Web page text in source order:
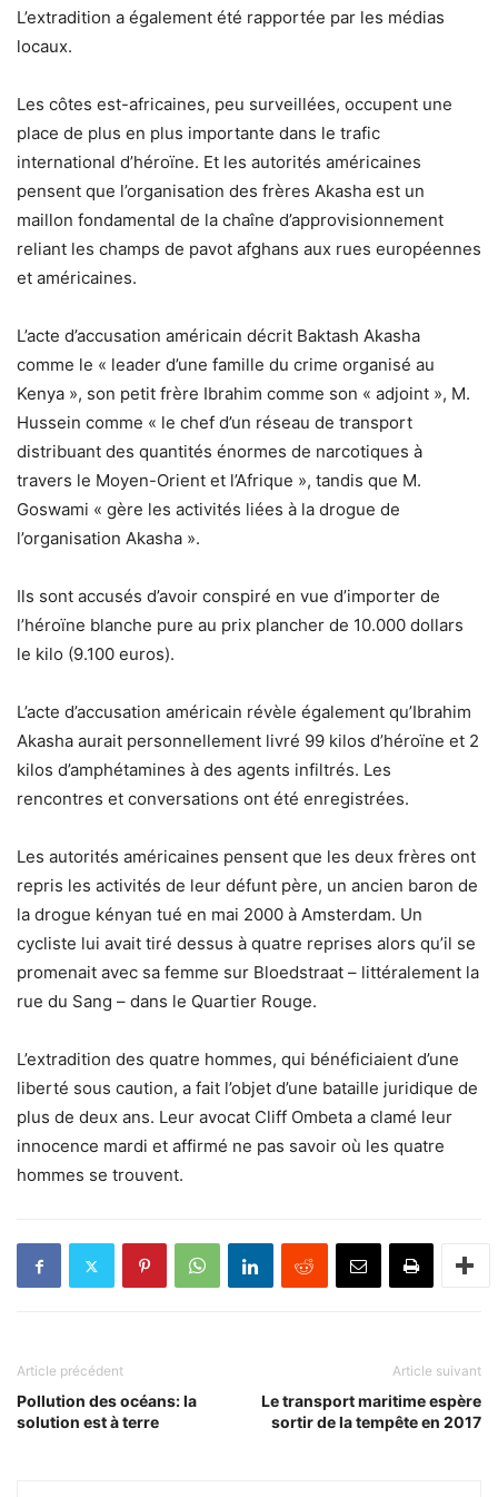
L’extradition a également été rapportée par les médias
locaux.
Les côtes est-africaines, peu surveillées, occupent une
place de plus en plus importante dans le trafic
international d’héroïne. Et les autorités américaines
pensent que l’organisation des frères Akasha est un
maillon fondamental de la chaîne d’approvisionnement
reliant les champs de pavot afghans aux rues européennes
et américaines.
L’acte d’accusation américain décrit Baktash Akasha
comme le « leader d’une famille du crime organisé au
Kenya », son petit frère Ibrahim comme son « adjoint », M.
Hussein comme « le chef d’un réseau de transport
distribuant des quantités énormes de narcotiques à
travers le Moyen-Orient et l’Afrique », tandis que M.
Goswami « gère les activités liées à la drogue de
l’organisation Akasha ».
Ils sont accusés d’avoir conspiré en vue d’importer de
l’héroïne blanche pure au prix plancher de 10.000 dollars
le kilo (9.100 euros).
L’acte d’accusation américain révèle également qu’Ibrahim
Akasha aurait personnellement livré 99 kilos d’héroïne et 2
kilos d’amphétamines à des agents infiltrés. Les
rencontres et conversations ont été enregistrées.
Les autorités américaines pensent que les deux frères ont
repris les activités de leur défunt père, un ancien baron de
la drogue kényan tué en mai 2000 à Amsterdam. Un
cycliste lui avait tiré dessus à quatre reprises alors qu’il se
promenait avec sa femme sur Bloedstraat – littéralement la
rue du Sang – dans le Quartier Rouge.
L’extradition des quatre hommes, qui bénéficiaient d’une
liberté sous caution, a fait l’objet d’une bataille juridique de
plus de deux ans. Leur avocat Cliff Ombeta a clamé leur
innocence mardi et affirmé ne pas savoir où les quatre
hommes se trouvent.
Article précédent
Pollution des océans: la
solution est à terre
Article suivant
Le transport maritime espère
sortir de la tempête en 2017